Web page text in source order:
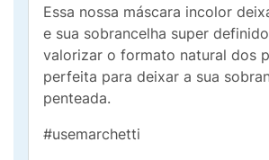
Essa nossa máscara incolor
e sua sobrancelha super
valorizar o formato natural dos
perfeita para deixar a sua
penteada.
#usemarchetti